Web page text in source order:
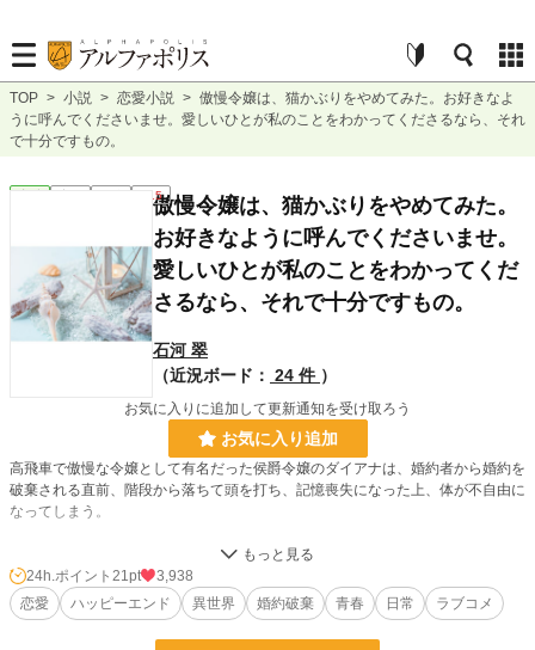
TOP > 小説 > 恋愛小説 > 傲慢令嬢は、猫かぶりをやめてみた。お好きなよ
うに呼んでくださいませ。愛しいひとが私のことをわかってくださるなら、それ
で十分ですもの。
R15傲慢令嬢は、猫かぶりをやめてみた。
お好きなように呼んでくださいませ。
愛しいひとが私のことをわかってくだ
さるなら、それで十分ですもの。
石河 翠
（近況ボード： 24 件 ）
お気に入りに追加して更新通知を受け取ろう
お気に入り追加
高飛車で傲慢な令嬢として有名だった侯爵令嬢のダイアナは、婚約者から婚約を
破棄される直前、階段から落ちて頭を打ち、記憶喪失になった上、体が不自由に
なってしまう。
そのまま修道院に身を寄せることになったダイアナだが、彼女はその暮らしを
嬉々として受け入れる。妾の子であり、貴族暮らしに馴染めなかったダイアナに
は、修道院での暮らしこそ理想だったのだ。
新しい婚約者とうまくいかない元婚約者がダイアナに接触してくるが、彼女は突
24h.ポイント 21pt
3,938
恋愛
ハッピーエンド 異世界 婚約破棄 青春 日常 ラブコメ